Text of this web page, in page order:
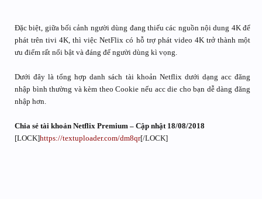
Đặc biệt, giữa bối cảnh người dùng đang thiếu các nguồn nội dung 4K để
phát trên tivi 4K, thì việc NetFlix có hỗ trợ phát video 4K trở thành một
ưu điểm rất nổi bật và đáng để người dùng kì vọng.
Dưới đây là tổng hợp danh sách tài khoản Netflix dưới dạng acc đăng
nhập bình thường và kèm theo Cookie nếu acc die cho bạn dễ dàng đăng
nhập hơn.
Chia sẻ tài khoản Netflix Premium – Cập nhật 18/08/2018
[LOCK]https://textuploader.com/dm8qr[/LOCK]